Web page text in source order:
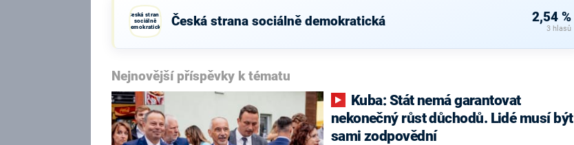
Česká strana
sociálně
demokratická
Česká strana sociálně demokratická 2,54 %
3 hlasů
Nejnovější příspěvky k tématu
nekonečný růst důchodů. Lidé musí být
sami zodpovědní